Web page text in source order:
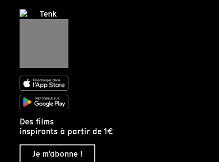
Des films
inspirants à partir de 1€
Je m'abonne !